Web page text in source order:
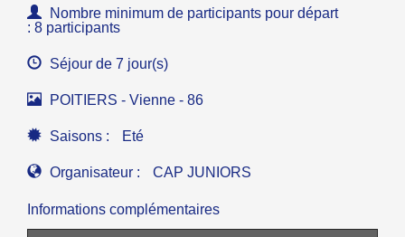
Nombre minimum de participants pour départ
: 8 participants
Séjour de 7 jour(s)
POITIERS - Vienne - 86
Saisons : Eté
Organisateur : CAP JUNIORS
Informations complémentaires